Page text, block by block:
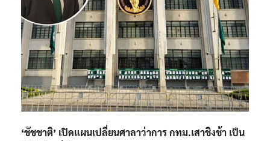
‘ชัชชาติ’ เปิดแผนเปลี่ยนศาลาว่าการ กทม.เสาชิงช้า เป็น